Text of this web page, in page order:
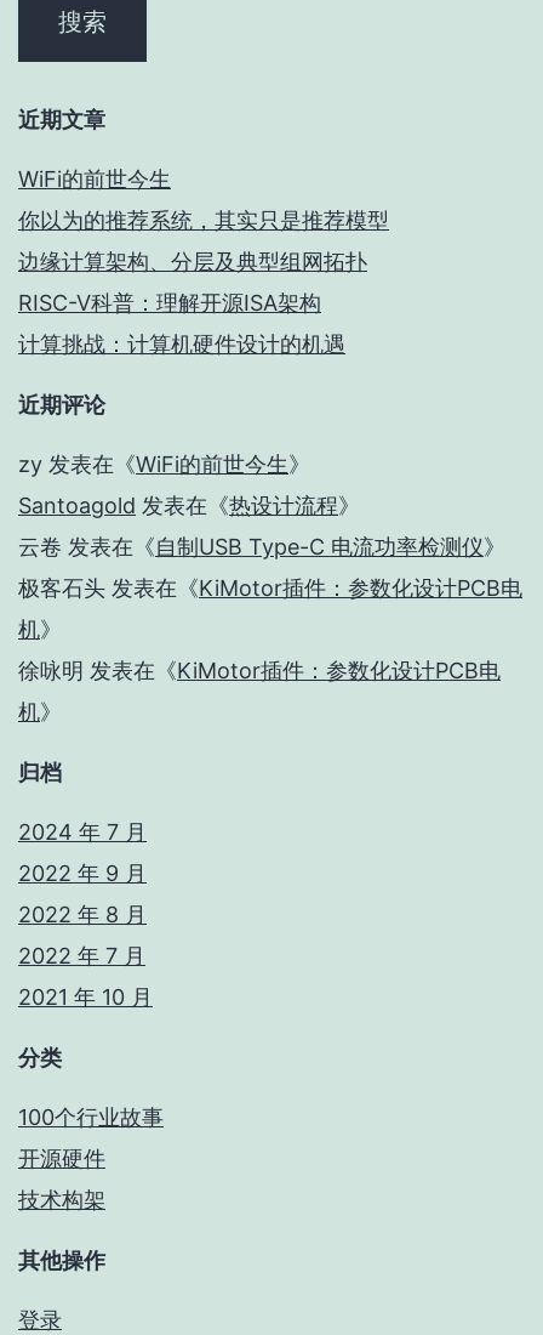
近期文章
WiFi的前世今生
你以为的推荐系统，其实只是推荐模型
边缘计算架构、分层及典型组网拓扑
RISC-V科普：理解开源ISA架构
计算挑战：计算机硬件设计的机遇
近期评论
zy 发表在《WiFi的前世今生》
Santoagold 发表在《热设计流程》
云卷 发表在《自制USB Type-C 电流功率检测仪》
极客石头 发表在《KiMotor插件：参数化设计PCB电
机》
徐咏明 发表在《KiMotor插件：参数化设计PCB电
机》
归档
2024 年 7 月
2022 年 9 月
2022 年 8 月
2022 年 7 月
2021 年 10 月
分类
100个行业故事
开源硬件
技术构架
其他操作
登录